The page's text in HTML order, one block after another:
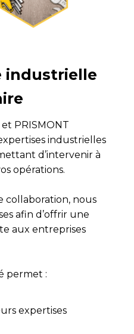
industrielle
PRISMONT
industrielles
d’intervenir à
opérations.
collaboration, nous
afin d’offrir une
aux entreprises
permet :
expertises